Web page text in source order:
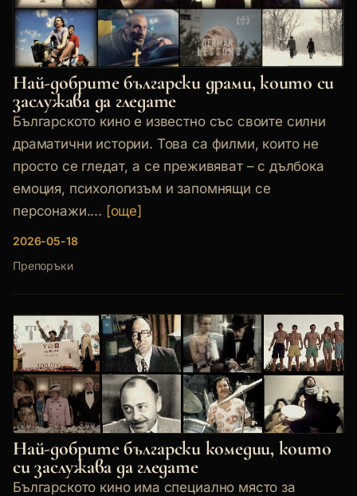
Най-добрите български драми, които си
заслужава да гледате
Българското кино е известно със своите силни
драматични истории. Това са филми, които не
просто се гледат, а се преживяват – с дълбока
емоция, психологизъм и запомнящи се
персонажи.... [още]
2026-05-18
Препоръки
Най-добрите български комедии, които
си заслужава да гледате
Българското кино има специално място за